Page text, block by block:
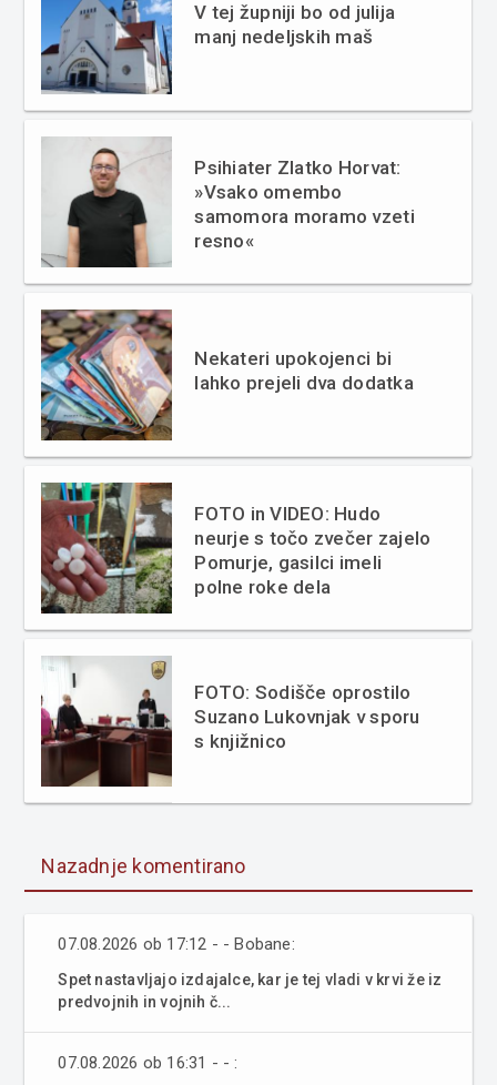
V tej župniji bo od julija
manj nedeljskih maš
Psihiater Zlatko Horvat:
»Vsako omembo
samomora moramo vzeti
resno«
Nekateri upokojenci bi
lahko prejeli dva dodatka
FOTO in VIDEO: Hudo
neurje s točo zvečer zajelo
Pomurje, gasilci imeli
polne roke dela
FOTO: Sodišče oprostilo
Suzano Lukovnjak v sporu
s knjižnico
Nazadnje komentirano
07.08.2026 ob 17:12 - - Bobane:
Spet nastavljajo izdajalce, kar je tej vladi v krvi že iz
predvojnih in vojnih č...
07.08.2026 ob 16:31 - - :